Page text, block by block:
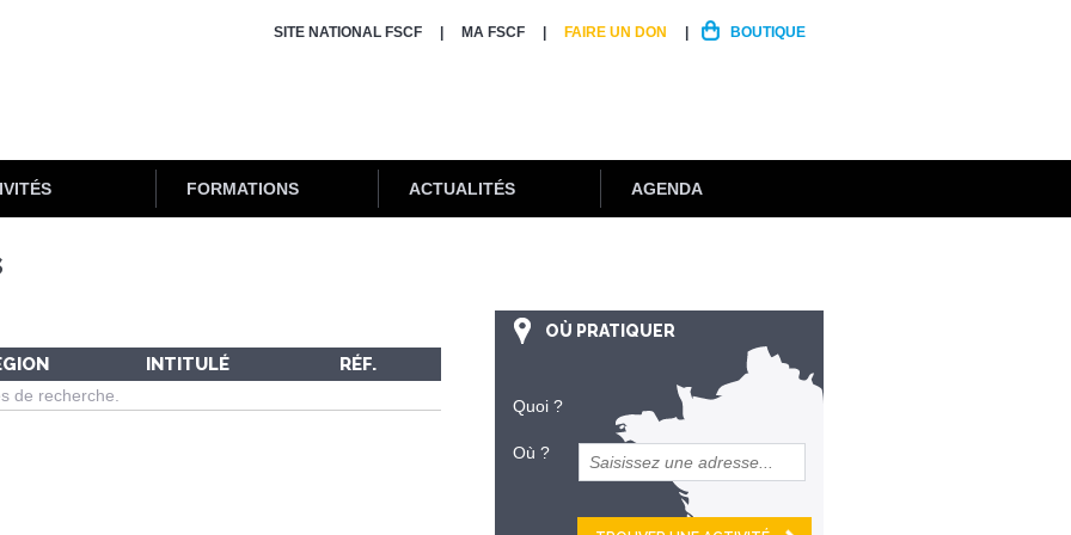
SITE NATIONAL FSCF MA FSCF FAIRE UN DON BOUTIQUE
FORMATIONS ACTUALITÉS AGENDA
INTITULÉ RÉF.
de recherche.
OÙ PRATIQUER
Quoi ?
Où ?
et